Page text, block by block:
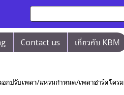
Contact us เกี่ยวกับ KBM
ปรับเพลา/แหวนกำหนด/เพลาฮาร์ดโครม